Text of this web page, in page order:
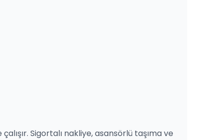
Sigortalı nakliye, asansörlü taşıma ve